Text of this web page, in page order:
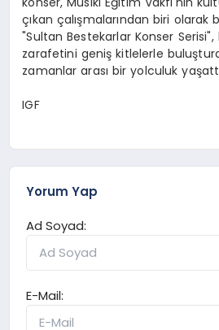
çıkan çalışmalarından biri olarak
"Sultan Bestekarlar Konser
zarafetini geniş kitlelerle
zamanlar arası bir yolculuk
IGF
Yorum Yap
Ad Soyad:
E-Mail: